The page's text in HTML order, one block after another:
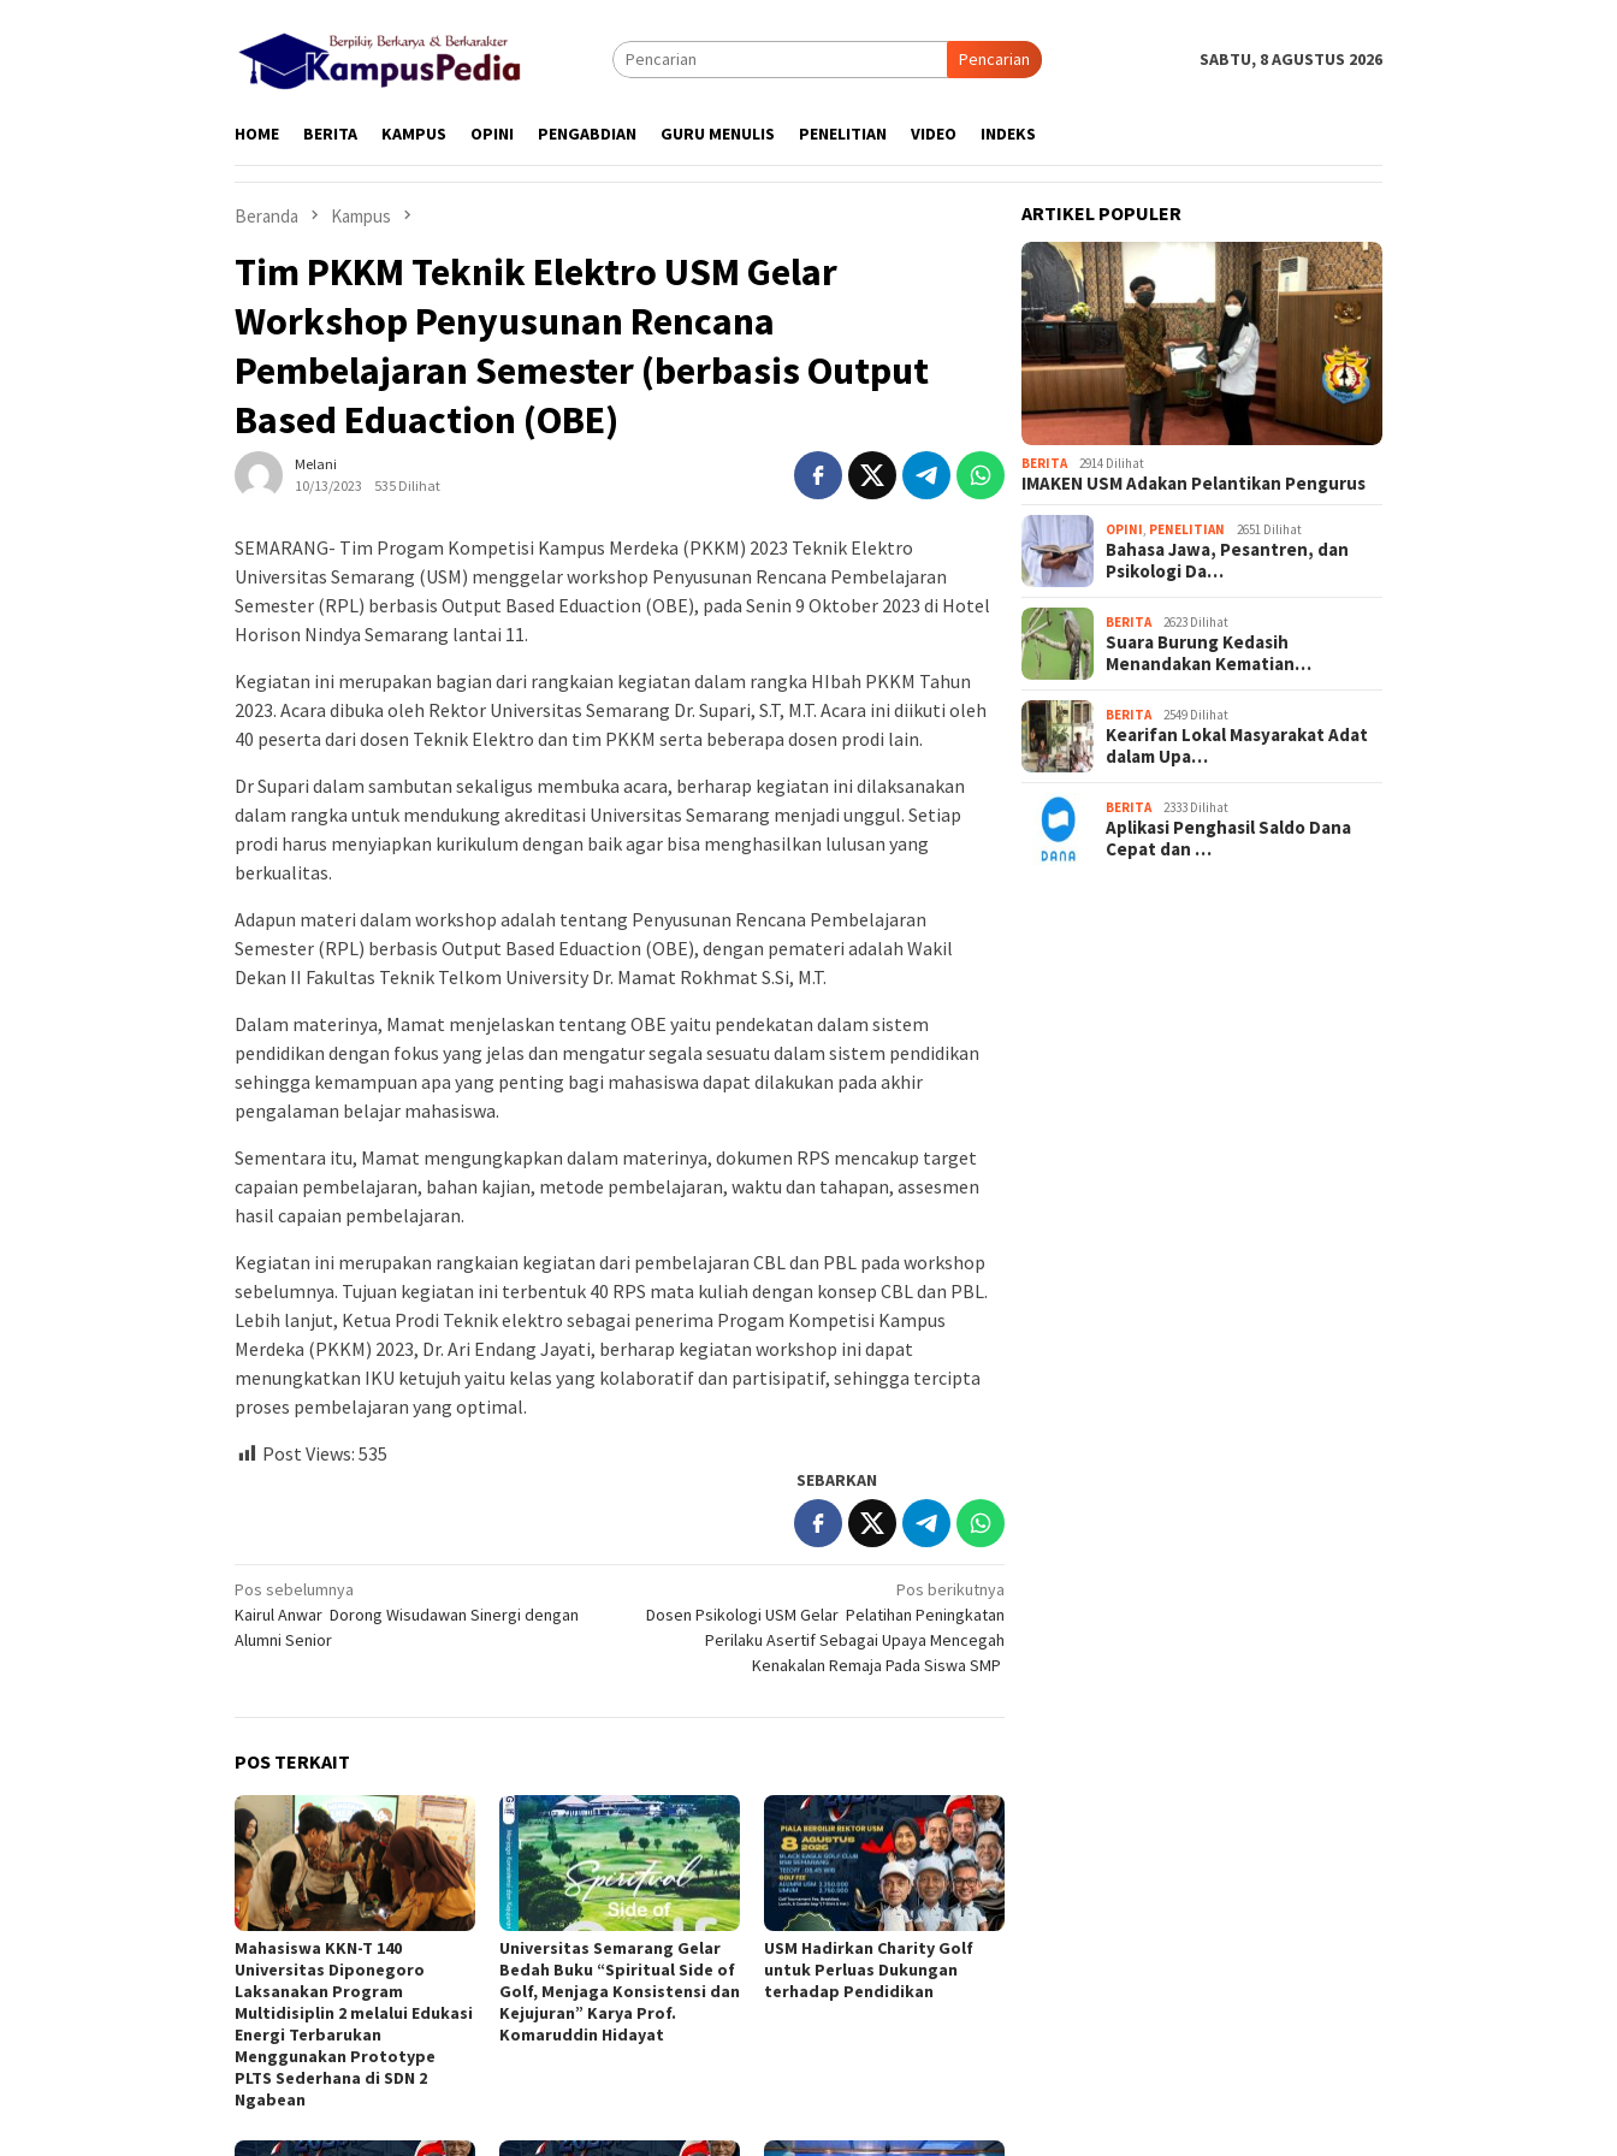
Pencarian SABTU, 8 AGUSTUS 2026
HOME BERITA KAMPUS OPINI PENGABDIAN GURU MENULIS PENELITIAN VIDEO INDEKS
Beranda Kampus
Tim PKKM Teknik Elektro USM Gelar
Workshop Penyusunan Rencana
Pembelajaran Semester (berbasis Output
Based Eduaction (OBE)
Melani
10/13/2023
535 Dilihat
SEMARANG- Tim Progam Kompetisi Kampus Merdeka (PKKM) 2023 Teknik Elektro
Universitas Semarang (USM) menggelar workshop Penyusunan Rencana Pembelajaran
Semester (RPL) berbasis Output Based Eduaction (OBE), pada Senin 9 Oktober 2023 di Hotel
Horison Nindya Semarang lantai 11.
Kegiatan ini merupakan bagian dari rangkaian kegiatan dalam rangka HIbah PKKM Tahun
2023. Acara dibuka oleh Rektor Universitas Semarang Dr. Supari, S.T, M.T. Acara ini diikuti oleh
40 peserta dari dosen Teknik Elektro dan tim PKKM serta beberapa dosen prodi lain.
Dr Supari dalam sambutan sekaligus membuka acara, berharap kegiatan ini dilaksanakan
dalam rangka untuk mendukung akreditasi Universitas Semarang menjadi unggul. Setiap
prodi harus menyiapkan kurikulum dengan baik agar bisa menghasilkan lulusan yang
berkualitas.
Adapun materi dalam workshop adalah tentang Penyusunan Rencana Pembelajaran
Semester (RPL) berbasis Output Based Eduaction (OBE), dengan pemateri adalah Wakil
Dekan II Fakultas Teknik Telkom University Dr. Mamat Rokhmat S.Si, M.T.
Dalam materinya, Mamat menjelaskan tentang OBE yaitu pendekatan dalam sistem
pendidikan dengan fokus yang jelas dan mengatur segala sesuatu dalam sistem pendidikan
sehingga kemampuan apa yang penting bagi mahasiswa dapat dilakukan pada akhir
pengalaman belajar mahasiswa.
Sementara itu, Mamat mengungkapkan dalam materinya, dokumen RPS mencakup target
capaian pembelajaran, bahan kajian, metode pembelajaran, waktu dan tahapan, assesmen
hasil capaian pembelajaran.
Kegiatan ini merupakan rangkaian kegiatan dari pembelajaran CBL dan PBL pada workshop
sebelumnya. Tujuan kegiatan ini terbentuk 40 RPS mata kuliah dengan konsep CBL dan PBL.
Lebih lanjut, Ketua Prodi Teknik elektro sebagai penerima Progam Kompetisi Kampus
Merdeka (PKKM) 2023, Dr. Ari Endang Jayati, berharap kegiatan workshop ini dapat
menungkatkan IKU ketujuh yaitu kelas yang kolaboratif dan partisipatif, sehingga tercipta
proses pembelajaran yang optimal.
Post Views: 535
SEBARKAN
Navigasi
pos
Pos sebelumnya
Kairul Anwar Dorong Wisudawan Sinergi dengan
Alumni Senior
Pos berikutnya
Dosen Psikologi USM Gelar Pelatihan Peningkatan
Perilaku Asertif Sebagai Upaya Mencegah
Kenakalan Remaja Pada Siswa SMP
POS TERKAIT
Mahasiswa KKN-T 140
Universitas Diponegoro
Laksanakan Program
Multidisiplin 2 melalui Edukasi
Energi Terbarukan
Menggunakan Prototype
PLTS Sederhana di SDN 2
Ngabean
Universitas Semarang Gelar
Bedah Buku “Spiritual Side of
Golf, Menjaga Konsistensi dan
Kejujuran” Karya Prof.
Komaruddin Hidayat
USM Hadirkan Charity Golf
untuk Perluas Dukungan
terhadap Pendidikan
ARTIKEL POPULER
BERITA 2914 Dilihat
IMAKEN USM Adakan Pelantikan Pengurus
OPINI PENELITIAN 2651 Dilihat
Bahasa Jawa, Pesantren, dan
Psikologi Da…
BERITA 2623 Dilihat
Suara Burung Kedasih
Menandakan Kematian…
BERITA 2549 Dilihat
Kearifan Lokal Masyarakat Adat
dalam Upa…
BERITA 2333 Dilihat
Aplikasi Penghasil Saldo Dana
Cepat dan …